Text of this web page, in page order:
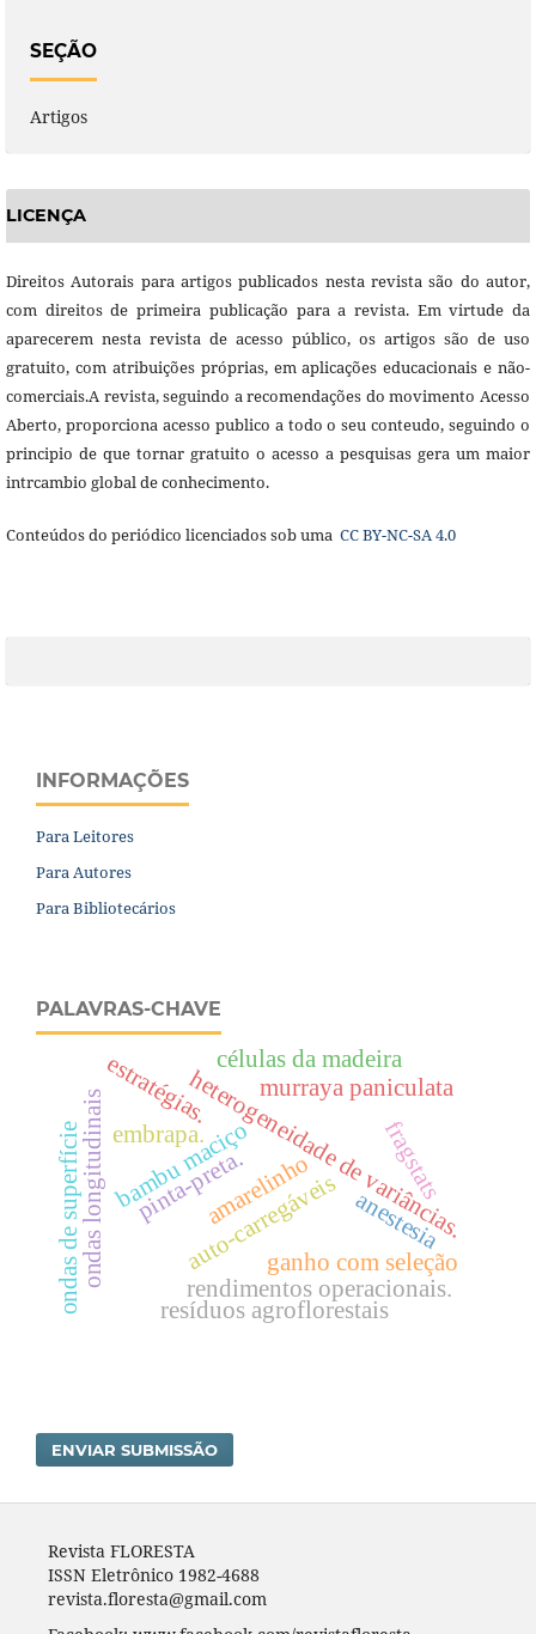
SEÇÃO
Artigos
LICENÇA
Direitos Autorais para artigos publicados nesta revista são do autor,
com direitos de primeira publicação para a revista. Em virtude da
aparecerem nesta revista de acesso público, os artigos são de uso
gratuito, com atribuições próprias, em aplicações educacionais e não-
comerciais.A revista, seguindo a recomendações do movimento Acesso
Aberto, proporciona acesso publico a todo o seu conteudo, seguindo o
principio de que tornar gratuito o acesso a pesquisas gera um maior
intrcambio global de conhecimento.
Conteúdos do periódico licenciados sob uma CC BY-NC-SA 4.0
INFORMAÇÕES
Para Leitores
Para Autores
Para Bibliotecários
PALAVRAS-CHAVE
bambu maciçoheterogeneidade de variâncias.
auto-carregáveis
rendimentos operacionais.
ondas longitudinais
ondas de superfície fragstats
anestesia
pinta-preta.
ganho com seleção
murraya paniculata
amarelinho
embrapa.
resíduos agroflorestais
células da madeira
estratégias.
ENVIAR SUBMISSÃO
Revista FLORESTA
ISSN Eletrônico 1982-4688
revista.floresta@gmail.com